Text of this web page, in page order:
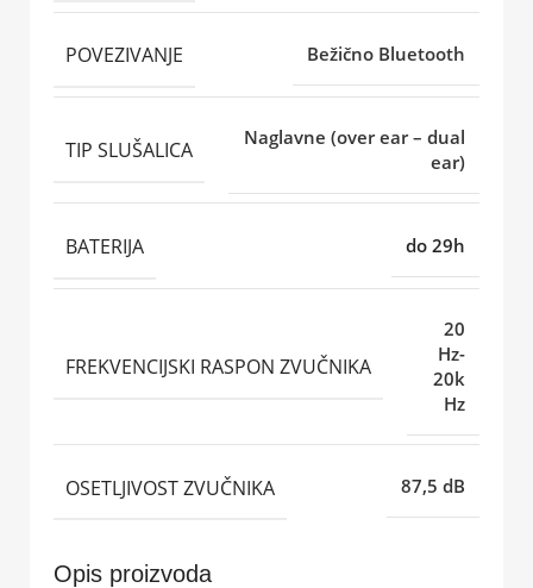
POVEZIVANJE Bežično Bluetooth
TIP SLUŠALICA
Naglavne (over ear – dual
ear)
BATERIJA do 29h
FREKVENCIJSKI RASPON ZVUČNIKA
20
Hz-
20k
Hz
OSETLJIVOST ZVUČNIKA 87,5 dB
Opis proizvoda